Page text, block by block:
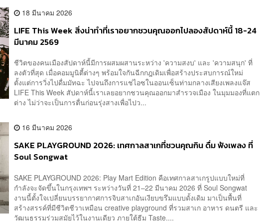
18 มีนาคม 2026
LIFE This Week สิ่งน่าทำที่เราอยากชวนคุณออกไปลองสัปดาห์นี้ 18-24
มีนาคม 2569
ชีวิตของคนเมืองสัปดาห์นี้มีการผสมผสานระหว่าง 'ความสงบ' และ 'ความสนุก' ที่
ลงตัวที่สุด เมื่อคอมมูนิตี้ต่างๆ พร้อมใจกันฉีกกฎเดิมเพื่อสร้างประสบการณ์ใหม่
ตั้งแต่การวิ่งไปดื่มมัทฉะ ไปจนถึงการแช่ไอซในออนเซ็นท่ามกลางเสียงเพลงแจ๊ส
LIFE This Week สัปดาห์นี้เราเลยอยากชวนคุณออกมาสำรวจเมือง ในมุมมองที่แตก
ต่าง ไม่ว่าจะเป็นการตื่นก่อนรุ่งสางเพื่อไปว...
16 มีนาคม 2026
SAKE PLAYGROUND 2026: เทศกาลสาเกที่ชวนคุณกิน ดื่ม ฟังเพลง ที่
Soul Songwat
SAKE PLAYGROUND 2026: Play Mart Edition คือเทศกาลสาเกรูปแบบใหม่ที่
กำลังจะจัดขึ้นในกรุงเทพฯ ระหว่างวันที่ 21–22 มีนาคม 2026 ที่ Soul Songwat
งานนี้ตั้งใจเปลี่ยนบรรยากาศการจิบสาเกอันเงียบขรึมแบบดั้งเดิม มาเป็นพื้นที่
สร้างสรรค์ที่มีชีวิตชีวาเหมือน creative playground ที่รวมสาเก อาหาร ดนตรี และ
วัฒนธรรมร่วมสมัยไว้ในงานเดียว ภายใต้ธีม Taste....